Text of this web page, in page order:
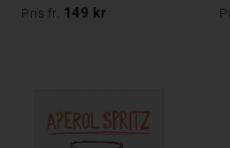
Pris fr. 149 kr